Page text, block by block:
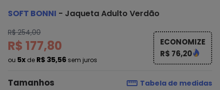
SOFT BONNI - Jaqueta Adulto Verdão
R$ 254,00
R$ 177,80
ou 5x de R$ 35,56 sem juros
ECONOMIZE
R$ 76,20
Tamanhos Tabela de medidas